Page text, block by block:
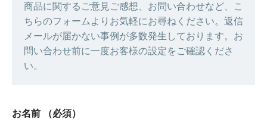
商品に関するご意見ご感想、お問い合わせなど、こ
ちらのフォームよりお気軽にお尋ねください。返信
メールが届かない事例が多数発生しております。お
問い合わせ前に一度お客様の設定をご確認くださ
い。
お名前 （必須）